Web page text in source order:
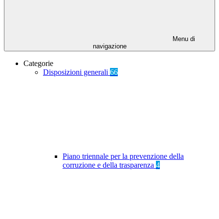
Menu di
navigazione
Categorie
Disposizioni generali 66
Piano triennale per la prevenzione della
corruzione e della trasparenza 4